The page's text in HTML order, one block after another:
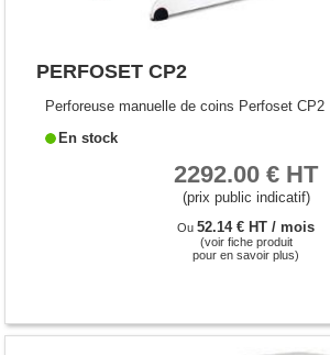
PERFOSET CP2
Perforeuse manuelle de coins Perfoset CP2
En stock
2292.00 € HT
(prix public indicatif)
Ou52.14 € HT / mois
(voir fiche produit
pour en savoir plus)